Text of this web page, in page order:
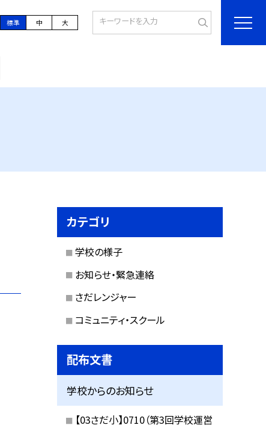
標準 中 大
カテゴリ
学校の様子
お知らせ・緊急連絡
さだレンジャー
コミュニティ・スクール
配布文書
学校からのお知らせ
【03さだ小】0710（第3回学校運営